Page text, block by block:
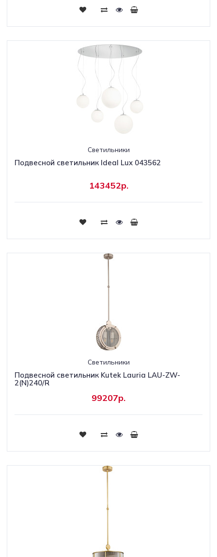
Светильники
Подвесной светильник Ideal Lux 043562
143452р.
Светильники
Подвесной светильник Kutek Lauria LAU-ZW-
2(N)240/R
99207р.